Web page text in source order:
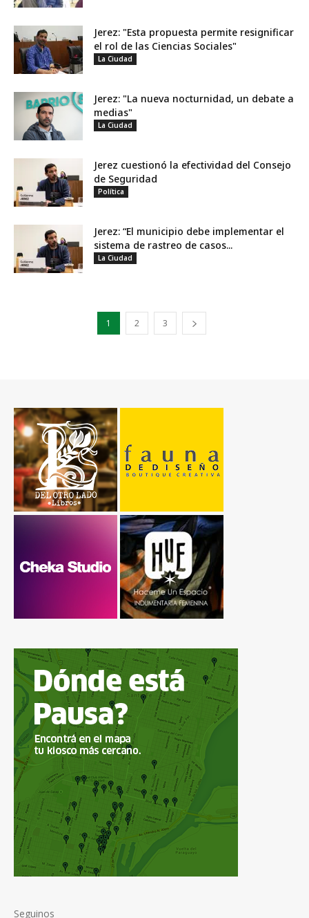
Jerez: "Esta propuesta permite resignificar
el rol de las Ciencias Sociales"
La Ciudad
Jerez: "La nueva nocturnidad, un debate a
medias"
La Ciudad
Jerez cuestionó la efectividad del Consejo
de Seguridad
Política
Jerez: “El municipio debe implementar el
sistema de rastreo de casos...
La Ciudad
1 2 3
Seguinos